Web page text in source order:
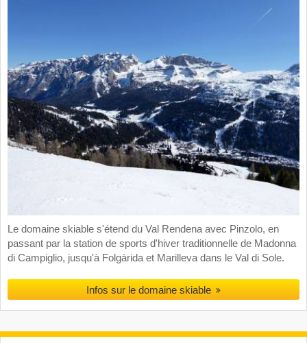
Le domaine skiable s'étend du Val Rendena avec Pinzolo, en
passant par la station de sports d'hiver traditionnelle de Madonna
di Campiglio, jusqu'à Folgàrida et Marilleva dans le Val di Sole.
Infos sur le domaine skiable